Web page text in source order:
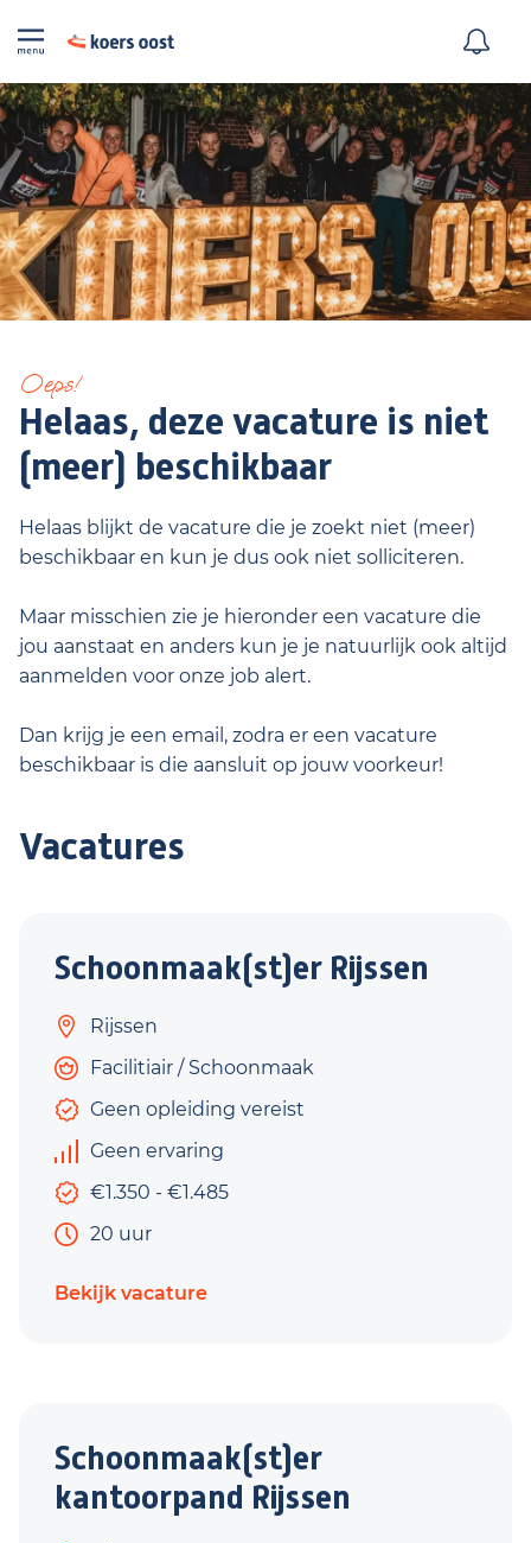
Oeps!
Helaas, deze vacature is niet
(meer) beschikbaar
Helaas blijkt de vacature die je zoekt niet (meer)
beschikbaar en kun je dus ook niet solliciteren.
Maar misschien zie je hieronder een vacature die
jou aanstaat en anders kun je je natuurlijk ook altijd
aanmelden voor onze job alert.
Dan krijg je een email, zodra er een vacature
beschikbaar is die aansluit op jouw voorkeur!
Vacatures
Schoonmaak(st)er Rijssen
Rijssen
Facilitiair / Schoonmaak
Geen opleiding vereist
Geen ervaring
€1.350 - €1.485
20 uur
Bekijk vacature
Schoonmaak(st)er
kantoorpand Rijssen